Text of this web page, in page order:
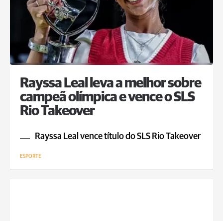
Rayssa Leal leva a melhor sobre
campeã olímpica e vence o SLS
Rio Takeover
Rayssa Leal vence título do SLS Rio Takeover
ESPORTE